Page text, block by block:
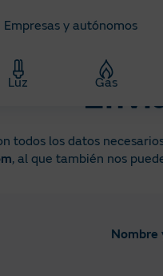
Empresas y autónomos
Luz Gas
todos los datos
, al que también nos
Nombre